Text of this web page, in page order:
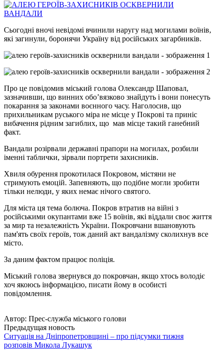
Сьогодні вночі невідомі вчинили наругу над могилами воїнів,
які загинули, боронячи Україну від російських загарбників.
Про це повідомив міський голова Олександр Шаповал,
зазначивши, що винних обо’вязково знайдуть і вони понесуть
покарання за законами воєнного часу. Наголосив, що
прихильникам руського міра не місце у Покрові та приніс
вибачення рідним загиблих, що мав місце такий ганебний
факт.
Вандали розірвали державні прапори на могилах, розбили
іменні таблички, зірвали портрети захисників.
Хвиля обурення прокотилася Покровом, містяни не
стримують емоцій. Запевняють, що подібне могли зробити
тільки нелюди, у яких немає нічого святого.
Для міста ця тема болюча. Покров втратив на війні з
російськими окупантами вже 15 воїнів, які віддали своє життя
за мир та незалежність України. Покровчани вшановують
пам'ять своїх героїв, тож даний акт вандалізму сколихнув все
місто.
За даним фактом працює поліція.
Міський голова звернувся до покровчан, якщо хтось володіє
хоч якоюсь інформацією, писати йому в особисті
повідомлення.
Автор: Прес-служба міського голови
Предыдущая новость
Ситуація на Дніпропетровщині – про підсумки тижня
розповів Микола Лукашук